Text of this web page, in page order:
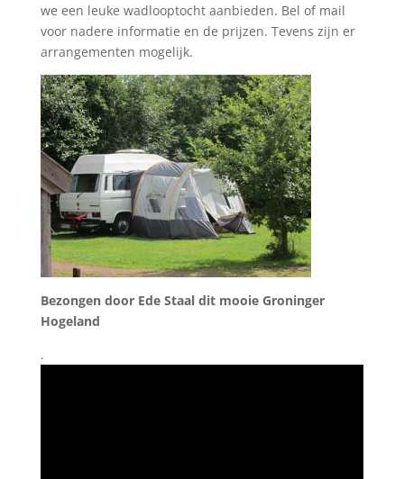
we een leuke wadlooptocht aanbieden. Bel of mail
voor nadere informatie en de prijzen. Tevens zijn er
arrangementen mogelijk.
Bezongen door Ede Staal dit mooie Groninger
Hogeland
.